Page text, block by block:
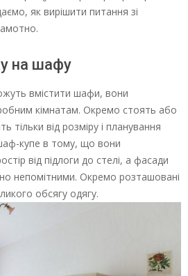
як вирішити питання зі
на шафу
вмістити шафи, вони
кімнатам. Окремо стоять або
тільки від розміру і планування
купе в тому, що вони
від підлоги до стелі, а фасади
непомітними. Окремо розташовані
обсягу одягу.